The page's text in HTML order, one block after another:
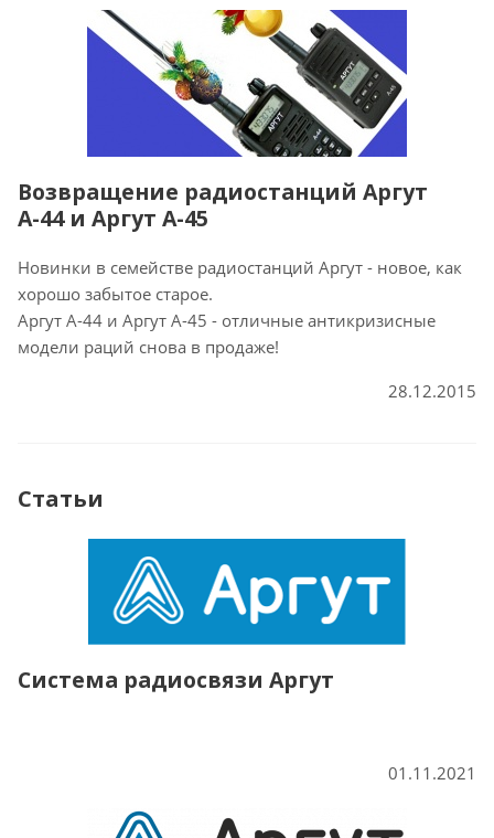
Возвращение радиостанций Аргут
А-44 и Аргут А-45
Новинки в семействе радиостанций Аргут - новое, как
хорошо забытое старое.
Аргут А-44 и Аргут А-45 - отличные антикризисные
модели раций снова в продаже!
28.12.2015
Статьи
Система радиосвязи Аргут
01.11.2021